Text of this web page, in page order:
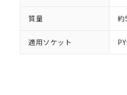
質量 約
適用ソケット